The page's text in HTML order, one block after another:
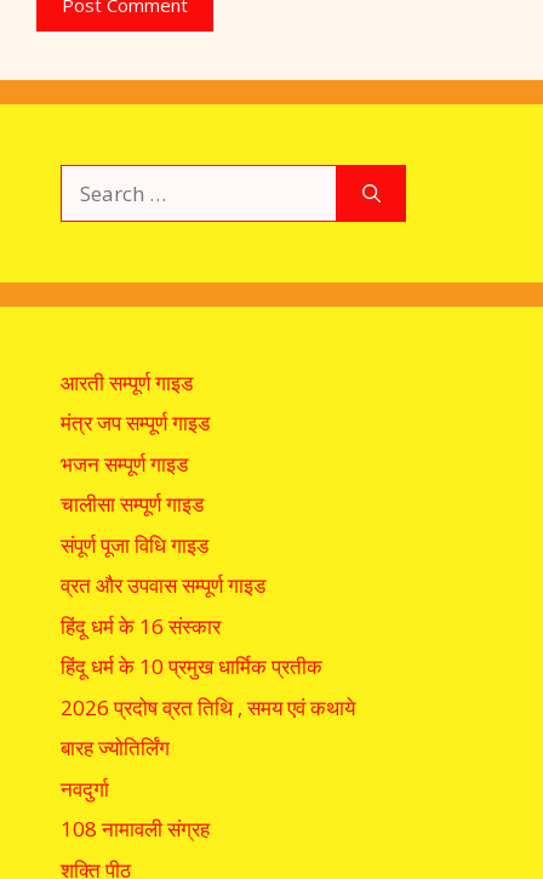
for:
आरती सम्पूर्ण गाइड
मंत्र जप सम्पूर्ण गाइड
भजन सम्पूर्ण गाइड
चालीसा सम्पूर्ण गाइड
संपूर्ण पूजा विधि गाइड
व्रत और उपवास सम्पूर्ण गाइड
हिंदू धर्म के 16 संस्कार
हिंदू धर्म के 10 प्रमुख धार्मिक प्रतीक
2026 प्रदोष व्रत तिथि , समय एवं कथाये
बारह ज्योतिर्लिंग
नवदुर्गा
108 नामावली संग्रह
शक्ति पीठ